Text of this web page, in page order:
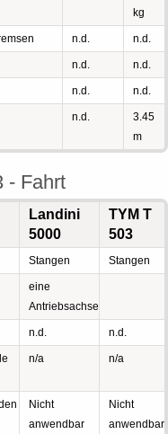
kg
n.d. n.d.
n.d. n.d.
n.d. n.d.
n.d.
3.45
m
- Fahrt
Landini
5000
TYM T
503
Stangen Stangen
eine
Antriebsachse
n.d. n.d.
n/a n/a
Nicht
anwendbar
Nicht
anwendbar